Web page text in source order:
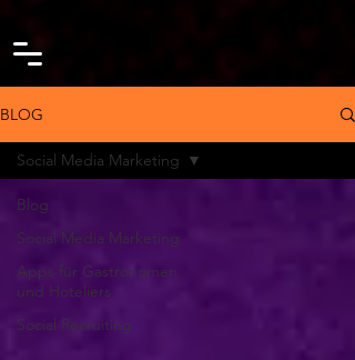
BLOG
Blog
Social Media Marketing
Apps für Gastronomen
und Hoteliers
Social Recruiting
Social Media Marketing